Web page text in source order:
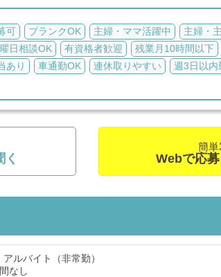
可 ブランクOK 主婦・ママ活躍中 主婦・
曜日相談OK 有資格者歓迎 残業月10時間以下
あり 車通勤OK 連休取りやすい 週3日以内
く
簡単
Webで応
ルバイト（非常勤）
なし